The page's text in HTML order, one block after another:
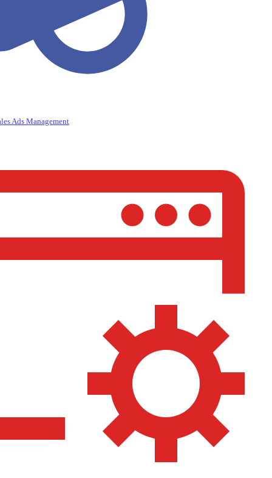
Ads Management